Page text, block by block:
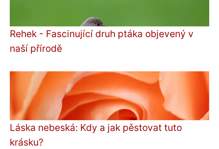
Rehek - Fascinující druh ptáka objevený v
naší přírodě
Láska nebeská: Kdy a jak pěstovat tuto
krásku?